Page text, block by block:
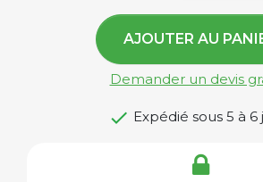
AJOUTER AU
Demander un devis
 Expédié sous 5 à 6